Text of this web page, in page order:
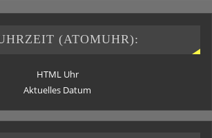
(ATOMUHR):
HTML Uhr
Aktuelles Datum